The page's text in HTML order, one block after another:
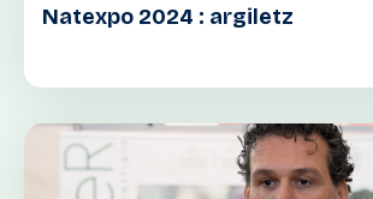
Natexpo 2024 : argiletz